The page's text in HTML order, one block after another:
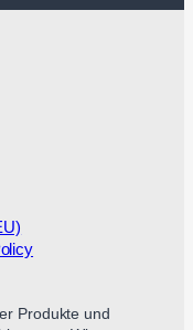
Produkte und